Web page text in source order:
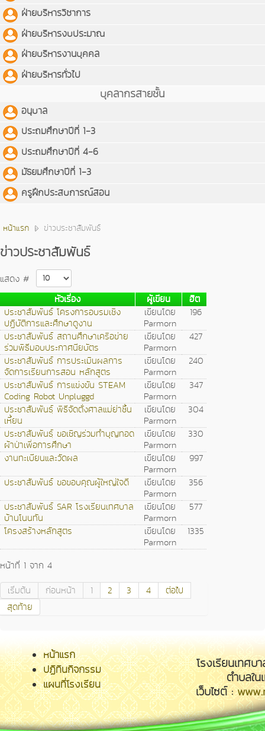
ฝ่ายบริหารวิชาการ
ฝ่ายบริหารงบประมาณ
ฝ่ายบริหารงานบุคคล
ฝ่ายบริหารทั่วไป
บุคลากรสายชั้น
อนุบาล
ประถมศึกษาปีที่ 1-3
ประถมศึกษาปีที่ 4-6
มัธยมศึกษาปีที่ 1-3
ครูฝึกประสบการณ์สอน
หน้าแรก ข่าวประชาสัมพันธ์
ข่าวประชาสัมพันธ์
แสดง #
หัวเรื่อง
ผู้เขียน
ฮิต
ประชาสัมพันธ์ โครงการอบรมเชิง
ปฏิบัติการและศึกษาดูงาน
เขียนโดย
Parmorn
196
ประชาสัมพันธ์ สถานศึกษาเครือข่าย
ร่วมพิธีมอบประกาศนียบัตร
เขียนโดย
Parmorn
427
ประชาสัมพันธ์ การประเมินผลการ
จัดการเรียนการสอน หลักสูตร
เขียนโดย
Parmorn
240
ประชาสัมพันธ์ การแข่งขัน STEAM
Coding Robot Unpluggd
เขียนโดย
Parmorn
347
ประชาสัมพันธฺ์ พิธีจัดตั่งศาลแม่ย่าซิ้น
เหี้ยน
เขียนโดย
Parmorn
304
ประชาสัมพันธฺ์ ขอเชิญร่วมทำบุญทอด
ผ้าป่าเพื่อการศึกษา
เขียนโดย
Parmorn
330
งานทะเบียนและวัดผล
เขียนโดย
Parmorn
997
ประชาสัมพันธ์ ขอขอบคุณผู้ใหญ่ใจดี
เขียนโดย
Parmorn
356
ประชาสัมพันธ์ SAR โรงเรียนเทศบาล
บ้านโนนทัน
เขียนโดย
Parmorn
577
โครงสร้างหลักสูตร
เขียนโดย
Parmorn
1335
หน้าที่ 1 จาก 4
เริ่มต้น ก่อนหน้า 1 2 3 4
ต่อไป
สุดท้าย
หน้าแรก
ปฏิทินกิจกรรม
แผนที่โรงเรียน
โรงเรียนเทศ
ตำบลใ
เว็บไซต์ :